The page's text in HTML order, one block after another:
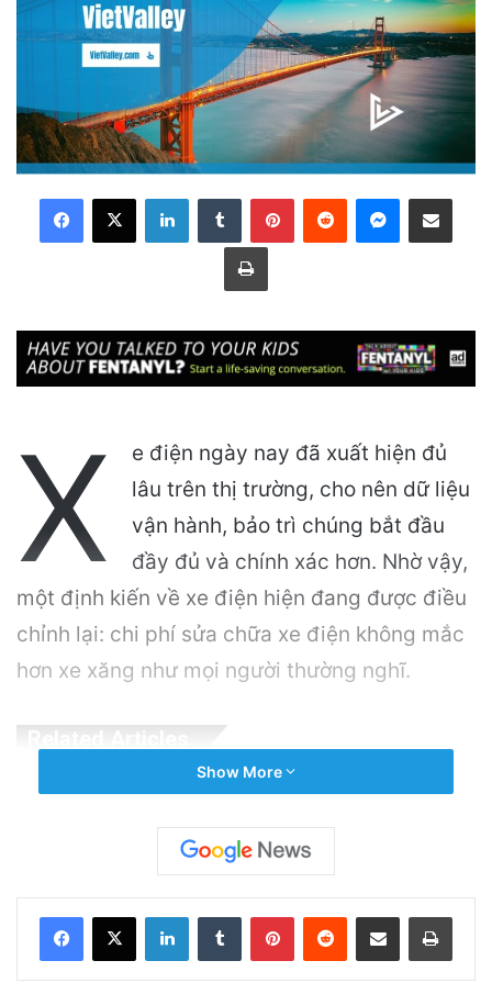
LinkedInTumblr PinterestReddit Messenger
Share via Email
Print
X
e điện ngày nay đã xuất hiện đủ
lâu trên thị trường, cho nên dữ liệu
vận hành, bảo trì chúng bắt đầu
đầy đủ và chính xác hơn. Nhờ vậy,
một định kiến về xe điện hiện đang được điều
chỉnh lại: chi phí sửa chữa xe điện không mắc
hơn xe xăng như mọi người thường nghĩ.
Thuyền Kéo Tên Lửa Starship Được Hé Lộ
Qua Ảnh Vệ Tinh!
17 hours ago
Trăng: Cú sốc vũ trụ sắp xảy ra!
Show More
LinkedInTumblr PinterestReddit Share via Email Print